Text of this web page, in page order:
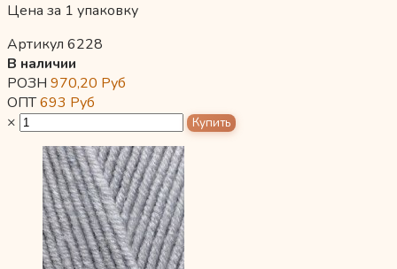
Цена за 1 упаковку
Артикул 6228
В наличии
РОЗН 970,20 Руб
ОПТ693 Руб
×